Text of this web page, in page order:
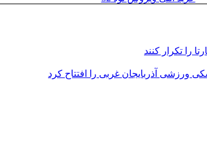
را تکرار کنند
ورزشی آذربایجان غربی را افتتاح کرد